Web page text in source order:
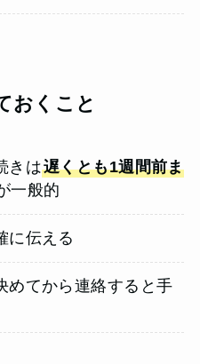
おくこと
きは遅くとも1週間前ま
一般的
に伝える
めてから連絡すると手